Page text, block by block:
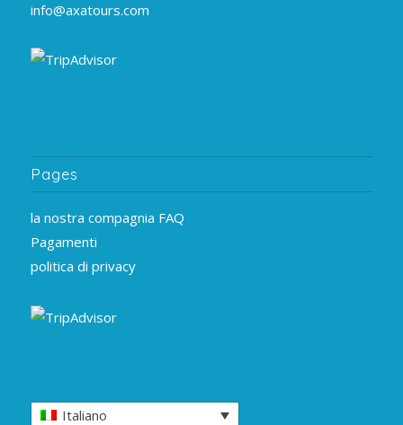
info@axatours.com
Pages
la nostra compagnia FAQ
Pagamenti
politica di privacy
Italiano